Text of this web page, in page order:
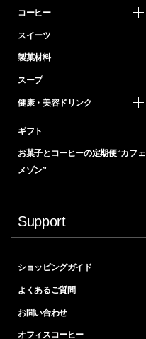
コーヒー
スイーツ
製菓材料
スープ
健康・美容ドリンク
ギフト
お菓子とコーヒーの定期便“カフェ
メゾン”
Support
ショッピングガイド
よくあるご質問
お問い合わせ
オフィスコーヒー